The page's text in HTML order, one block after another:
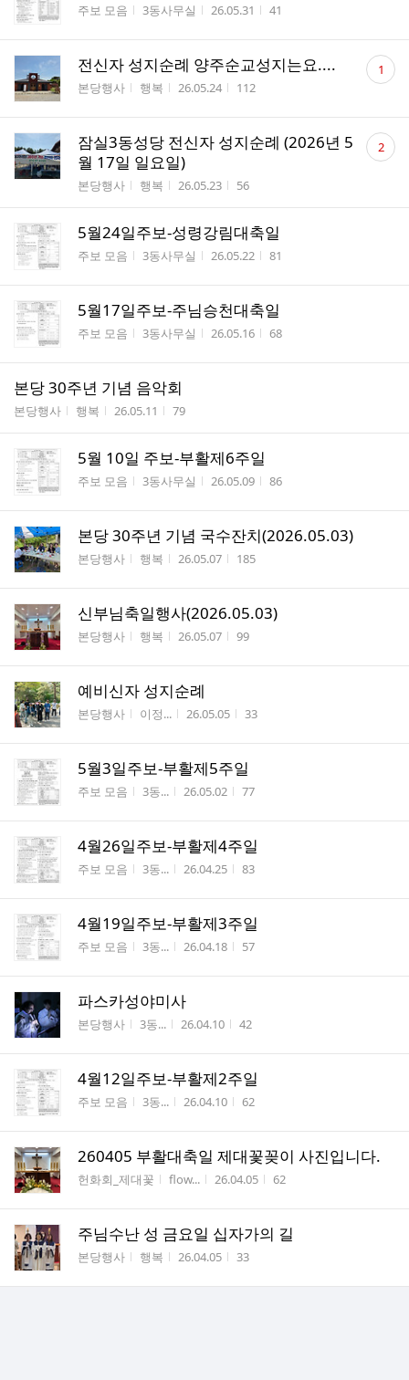
게시판명
주보 모음 작성자
3동사무실 작성시간
26.05.31 조회수
41
전신자 성지순례 양주순교성지는요....
게시판명
본당행사 작성자
행복 작성시간
26.05.24 조회수
112
댓
글 1
잠실3동성당 전신자 성지순례 (2026년 5
월 17일 일요일)
게시판명
본당행사 작성자
행복 작성시간
26.05.23 조회수
56
댓
글 2
5월24일주보-성령강림대축일
게시판명
주보 모음 작성자
3동사무실 작성시간
26.05.22 조회수
81
5월17일주보-주님승천대축일
게시판명
주보 모음 작성자
3동사무실 작성시간
26.05.16 조회수
68
본당 30주년 기념 음악회
게시판명
본당행사 작성자
행복 작성시간
26.05.11 조회수
79
5월 10일 주보-부활제6주일
게시판명
주보 모음 작성자
3동사무실 작성시간
26.05.09 조회수
86
본당 30주년 기념 국수잔치(2026.05.03)
게시판명
본당행사 작성자
행복 작성시간
26.05.07 조회수
185
신부님축일행사(2026.05.03)
게시판명
본당행사 작성자
행복 작성시간
26.05.07 조회수
99
예비신자 성지순례
게시판명
본당행사 작성자
이정... 작성시간
26.05.05 조회수
33
5월3일주보-부활제5주일
게시판명
주보 모음 작성자
3동... 작성시간
26.05.02 조회수
77
4월26일주보-부활제4주일
게시판명
주보 모음 작성자
3동... 작성시간
26.04.25 조회수
83
4월19일주보-부활제3주일
게시판명
주보 모음 작성자
3동... 작성시간
26.04.18 조회수
57
파스카성야미사
게시판명
본당행사 작성자
3동... 작성시간
26.04.10 조회수
42
4월12일주보-부활제2주일
게시판명
주보 모음 작성자
3동... 작성시간
26.04.10 조회수
62
260405 부활대축일 제대꽃꽂이 사진입니다.
게시판명
헌화회_제대꽃 작성자
flow... 작성시간
26.04.05 조회수
62
주님수난 성 금요일 십자가의 길
게시판명
본당행사 작성자
행복 작성시간
26.04.05 조회수
33